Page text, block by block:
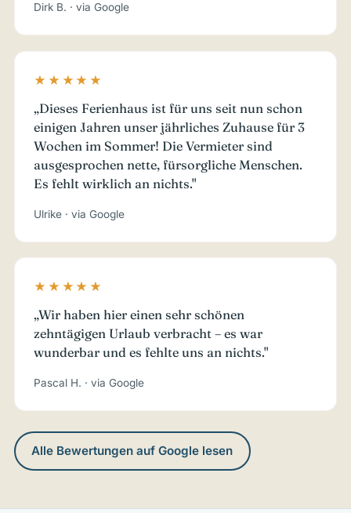
Dirk B. · via Google
★★★★★
„Dieses Ferienhaus ist für uns seit nun schon
einigen Jahren unser jährliches Zuhause für 3
Wochen im Sommer! Die Vermieter sind
ausgesprochen nette, fürsorgliche Menschen.
Es fehlt wirklich an nichts."
Ulrike · via Google
★★★★★
„Wir haben hier einen sehr schönen
zehntägigen Urlaub verbracht – es war
wunderbar und es fehlte uns an nichts."
Pascal H. · via Google
Alle Bewertungen auf Google lesen